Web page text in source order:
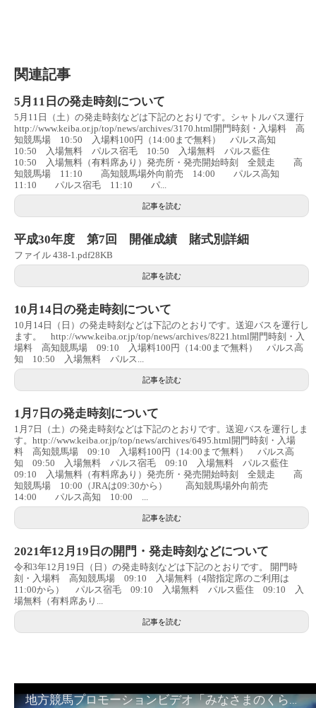
関連記事
5月11日の発走時刻について
5月11日（土）の発走時刻などは下記のとおりです。シャトルバス運行
http://www.keiba.or.jp/top/news/archives/3170.html開門時刻・入場料 高
知競馬場 10:50 入場料100円（14:00まで無料） パルス高知
10:50 入場無料 パルス宿毛 10:50 入場無料 パルス藍住
10:50 入場無料（有料席あり）発売所・発売開始時刻 全競走 高
知競馬場 11:10 高知競馬場外向前売 14:00 パルス高知
11:10 パルス宿毛 11:10 パ...
記事を読む
平成30年度 第7回 開催成績 賭式別詳細
ファイル 438-1.pdf28KB
記事を読む
10月14日の発走時刻について
10月14日（日）の発走時刻などは下記のとおりです。送迎バスを運行し
ます。 http://www.keiba.or.jp/top/news/archives/8221.html開門時刻・入
場料 高知競馬場 09:10 入場料100円（14:00まで無料） パルス高
知 10:50 入場無料 パルス...
記事を読む
1月7日の発走時刻について
1月7日（土）の発走時刻などは下記のとおりです。送迎バスを運行しま
す。http://www.keiba.or.jp/top/news/archives/6495.html開門時刻・入場
料 高知競馬場 09:10 入場料100円（14:00まで無料） パルス高
知 09:50 入場無料 パルス宿毛 09:10 入場無料 パルス藍住
09:10 入場無料（有料席あり）発売所・発売開始時刻 全競走 高
知競馬場 10:00（JRAは09:30から） 高知競馬場外向前売
14:00 パルス高知 10:00 ...
記事を読む
2021年12月19日の開門・発走時刻などについて
令和3年12月19日（日）の発走時刻などは下記のとおりです。 開門時
刻・入場料 高知競馬場 09:10 入場無料（4階指定席のご利用は
11:00から） パルス宿毛 09:10 入場無料 パルス藍住 09:10 入
場無料（有料席あり...
記事を読む
地方競馬プロモーションビデオ「みなさまのくらしのために」30秒篇｜NAR公式